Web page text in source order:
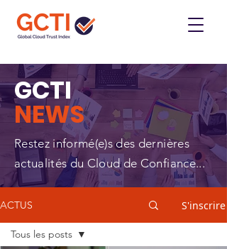
GCTI
NEWS
Restez informé(e)s des dernières
actualités du Cloud de Confiance...
ACTUS S'inscrire
Tous les posts